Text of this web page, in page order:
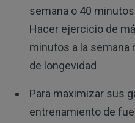
semana o 40
Hacer ejercicio de
minutos a la
de longevidad
Para maximizar sus
entrenamiento de